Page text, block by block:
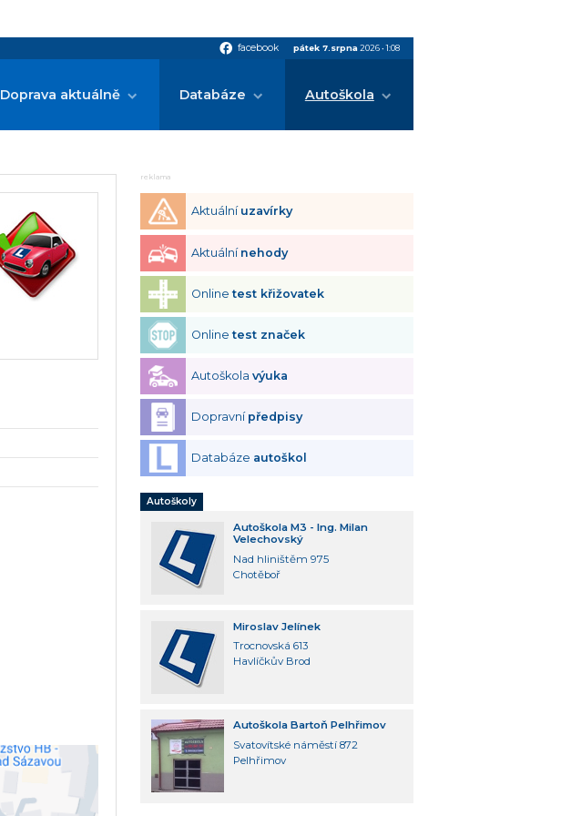
facebook facebook pátek 7.srpna 2026•1:08
Doprava aktuálně Databáze Autoškola
reklama
Aktuální uzavírky
Aktuální nehody
Onlinetest křižovatek
Onlinetest značek
Autoškolavýuka
Dopravní předpisy
Databáze autoškol
Autoškoly
Autoškola M3 - Ing. Milan
Velechovský
Nad hliništěm 975
Chotěboř
Miroslav Jelínek
Trocnovská 613
Havlíčkův Brod
Autoškola Bartoň Pelhřimov
Svatovítské náměstí 872
Pelhřimov